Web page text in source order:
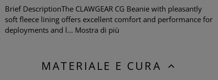
Brief DescriptionThe CLAWGEAR CG Beanie with pleasantly
soft fleece lining offers excellent comfort and performance for
deployments and l... Mostra di più
MATERIALE E CURA